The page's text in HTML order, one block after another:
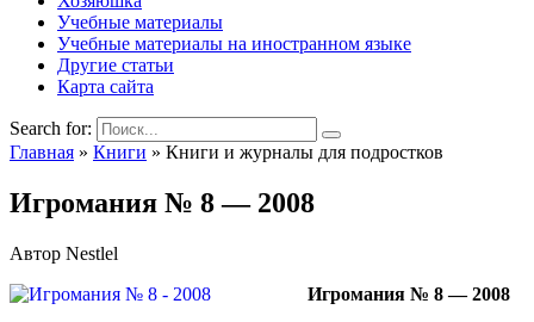
Учебные материалы
Учебные материалы на иностранном языке
Другие статьи
Карта сайта
Search for:
Главная » Книги » Книги и журналы для подростков
Игромания № 8 — 2008
Автор Nestlel
Игромания № 8 — 2008